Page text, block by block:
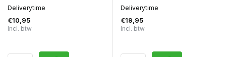
Deliverytime
€10,95
Incl. btw
Deliverytime
€19,95
Incl. btw